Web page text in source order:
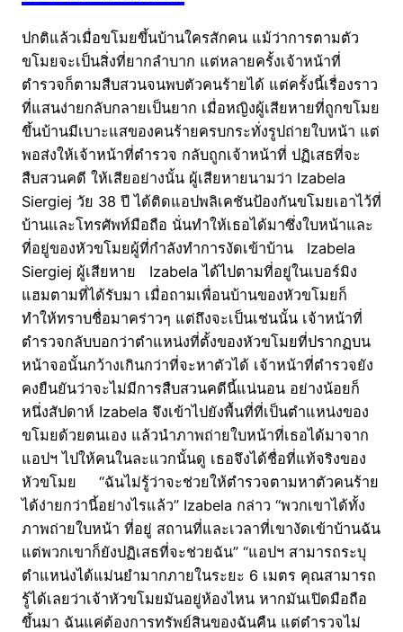
ปกติแล้วเมื่อขโมยขึ้นบ้านใครสักคน แม้ว่าการตามตัว
ขโมยจะเป็นสิ่งที่ยากลำบาก แต่หลายครั้งเจ้าหน้าที่
ตำรวจก็ตามสืบสวนจนพบตัวคนร้ายได้ แต่ครั้งนี้เรื่องราว
ที่แสนง่ายกลับกลายเป็นยาก เมื่อหญิงผู้เสียหายที่ถูกขโมย
ขึ้นบ้านมีเบาะแสของคนร้ายครบกระทั่งรูปถ่ายใบหน้า แต่
พอส่งให้เจ้าหน้าที่ตำรวจ กลับถูกเจ้าหน้าที่ ปฏิเสธที่จะ
สืบสวนคดี ให้เสียอย่างนั้น ผู้เสียหายนามว่า Izabela
Siergiej วัย 38 ปี ได้ติดแอปพลิเคชันป้องกันขโมยเอาไว้ที่
บ้านและโทรศัพท์มือถือ นั่นทำให้เธอได้มาซึ่งใบหน้าและ
ที่อยู่ของหัวขโมยผู้ที่กำลังทำการงัดเข้าบ้าน Izabela
Siergiej ผู้เสียหาย Izabela ได้ไปตามที่อยู่ในเบอร์มิง
แฮมตามที่ได้รับมา เมื่อถามเพื่อนบ้านของหัวขโมยก็
ทำให้ทราบชื่อมาคร่าวๆ แต่ถึงจะเป็นเช่นนั้น เจ้าหน้าที่
ตำรวจกลับบอกว่าตำแหน่งที่ตั้งของหัวขโมยที่ปรากฏบน
หน้าจอนั้นกว้างเกินกว่าที่จะหาตัวได้ เจ้าหน้าที่ตำรวจยัง
คงยืนยันว่าจะไม่มีการสืบสวนคดีนี้แน่นอน อย่างน้อยก็
หนึ่งสัปดาห์ Izabela จึงเข้าไปยังพื้นที่ที่เป็นตำแหน่งของ
ขโมยด้วยตนเอง แล้วนำภาพถ่ายใบหน้าที่เธอได้มาจาก
แอปฯ ไปให้คนในละแวกนั้นดู เธอจึงได้ชื่อที่แท้จริงของ
หัวขโมย “ฉันไม่รู้ว่าจะช่วยให้ตำรวจตามหาตัวคนร้าย
ได้ง่ายกว่านี้อย่างไรแล้ว” Izabela กล่าว “พวกเขาได้ทั้ง
ภาพถ่ายใบหน้า ที่อยู่ สถานที่และเวลาที่เขางัดเข้าบ้านฉัน
แต่พวกเขาก็ยังปฏิเสธที่จะช่วยฉัน” “แอปฯ สามารถระบุ
ตำแหน่งได้แม่นยำมากภายในระยะ 6 เมตร คุณสามารถ
รู้ได้เลยว่าเจ้าหัวขโมยมันอยู่ห้องไหน หากมันเปิดมือถือ
ขึ้นมา ฉันแค่ต้องการทรัพย์สินของฉันคืน แต่ตำรวจไม่